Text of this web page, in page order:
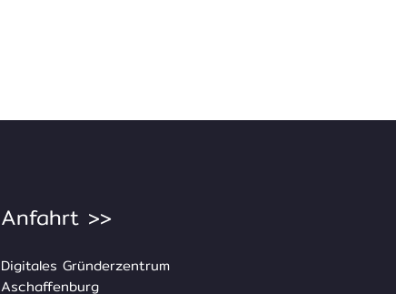
Anfahrt >>
Digitales Gründerzentrum
Aschaffenburg